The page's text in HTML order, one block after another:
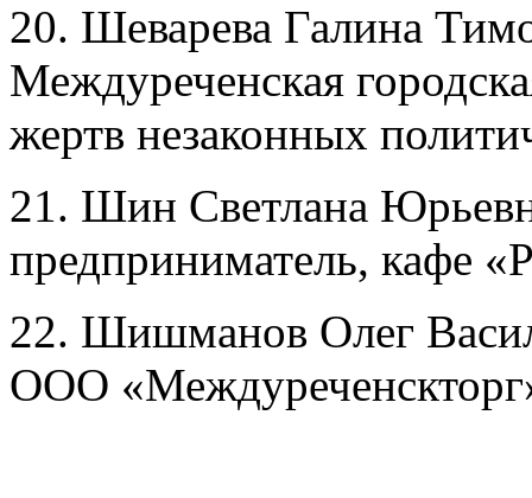
20. Шеварева Галина
Междуреченская
жертв незаконных
21. Шин Светлана
предприниматель, кафе
22. Шишманов Олег
ООО